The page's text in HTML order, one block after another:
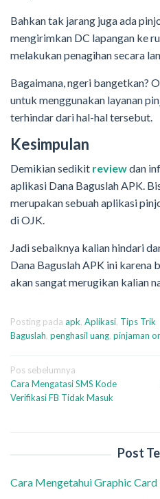
Bahkan tak jarang juga ada
mengirimkan DC lapangan ke
melakukan penagihan secara
Bagaimana, ngeri bangetkan?
untuk menggunakan layanan
terhindar dari hal-hal tersebut.
Kesimpulan
Demikian sedikit reviewdan
aplikasi Dana Baguslah APK.
merupakan sebuah aplikasi
di OJK.
Jadi sebaiknya kalian hindari
Dana Baguslah APK ini karena
akan sangat merugikan kalian
Posting pada apk, Aplikasi, Tips Trik
Baguslah, penghasil uang, pinjaman
Navigasi
pos
Pos sebelumnya
Cara Mengatasi SMS Kode
Verifikasi FB Tidak Masuk
Post
Cara Mengetahui Graphic